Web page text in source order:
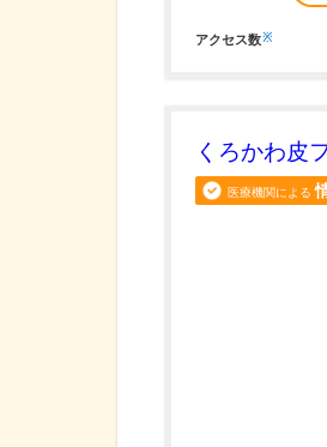
アクセス数※
くろかわ皮
医療機関による